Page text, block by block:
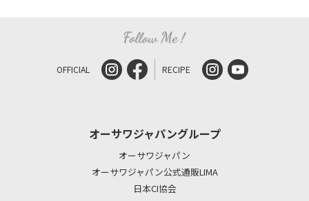
OFFICIAL RECIPE
オーサワジャパングループ
オーサワジャパン
オーサワジャパン公式通販LIMA
日本CI協会